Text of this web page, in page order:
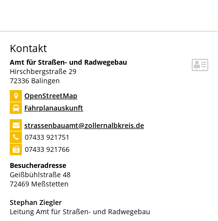
Kontakt
Amt für Straßen- und Radwegebau
Hirschbergstraße 29
72336 Balingen
OpenStreetMap
Fahrplanauskunft
strassenbauamt@zollernalbkreis.de
07433 921751
07433 921766
Besucheradresse
Geißbühlstraße 48
72469 Meßstetten
Stephan Ziegler
Leitung Amt für Straßen- und Radwegebau